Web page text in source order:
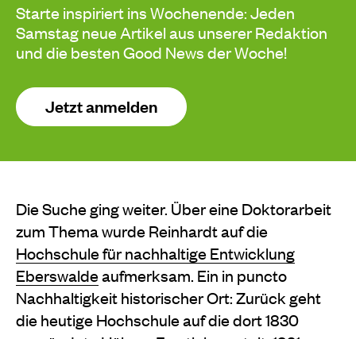
Starte inspiriert ins Wochenende: Jeden
Samstag neue Artikel aus unserer Redaktion
und die besten Good News der Woche!
Jetzt anmelden
Die Suche ging weiter. Über eine Doktorarbeit
zum Thema wurde Reinhardt auf die
Hochschule für nachhaltige Entwicklung
Eberswaldeaufmerksam. Ein in puncto
Nachhaltigkeit historischer Ort: Zurück geht
die heutige Hochschule auf die dort 1830